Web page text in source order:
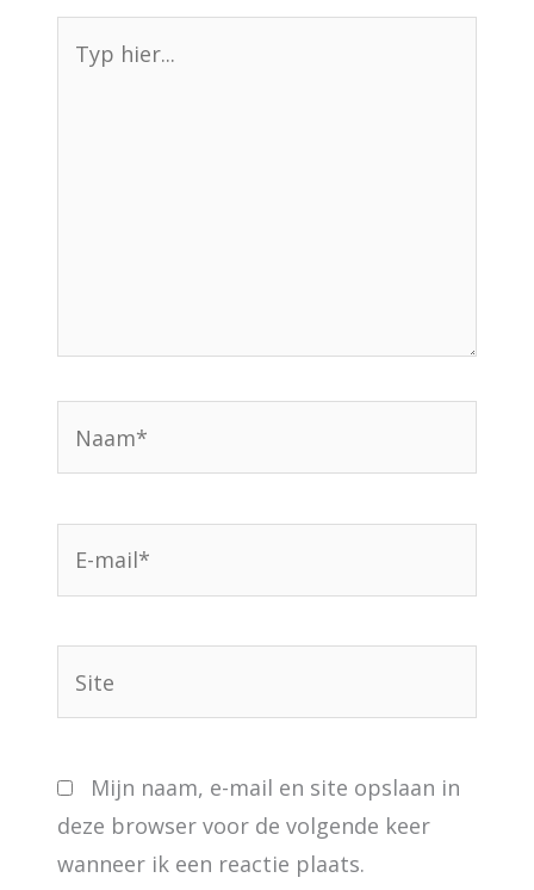
hier...
Mijn naam, e-mail en site opslaan in
deze browser voor de volgende keer
wanneer ik een reactie plaats.